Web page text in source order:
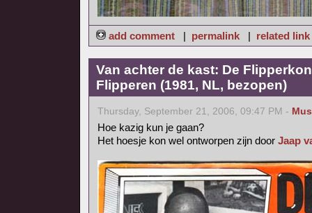
add comment | permalink | related link
Van achter de kast: De
Flipperen (1981, NL, bezopen)
Thursday, September 21, 2006, 09:47 PM -
Hoe kazig kun je gaan?
Het hoesje kon wel ontworpen zijn door Jaap